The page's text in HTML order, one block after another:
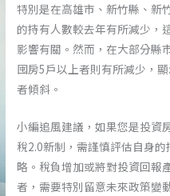
特別是在高雄市、新竹縣、新
的持有人數較去年有所減少，
影響有關。然而，在大部分縣
囤房5戶以上者則有所減少，
者傾斜。
小編追風建議，如果您是投資
稅2.0新制，需謹慎評估自身
略。稅負增加或將對投資回報
者，需要特別留意未來政策變